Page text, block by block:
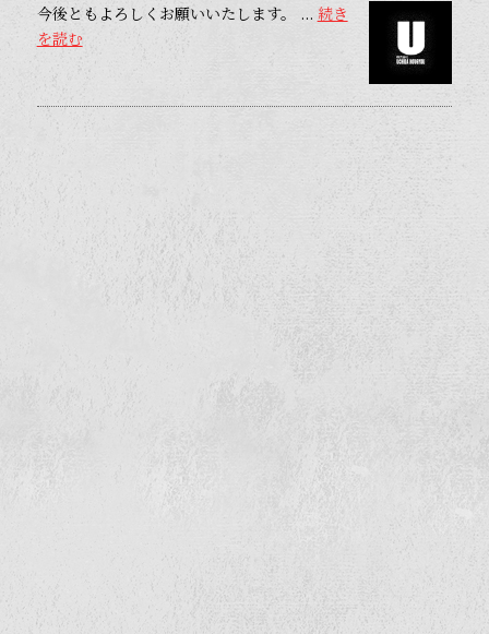
今後ともよろしくお願いいたします。 ... 続き
を読む
会社名 株式会社内田工業
斫り工事、毀し工事、杭頭処理、ガス溶断
〒125-0002
※電話勧誘はお断りしています
弊社では電話勧誘による契約は締結いたしません
特定商取引に関する法律 第17条
により再勧誘は
03-3602-3356
設立年月日 2021年09月28日